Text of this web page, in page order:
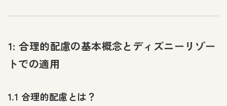
1: 合理的配慮の基本概念とディズニーリゾー
トでの適用
1.1 合理的配慮とは？